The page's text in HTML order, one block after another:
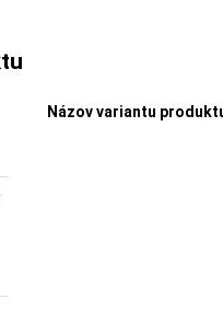
Názov variantu